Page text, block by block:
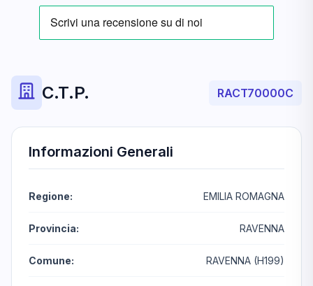
C.T.P. RACT70000C
Informazioni Generali
Regione: EMILIA ROMAGNA
Provincia: RAVENNA
Comune: RAVENNA (H199)